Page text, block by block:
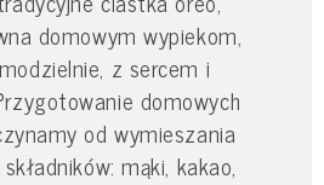
domowym wypiekom,
z sercem i
domowych
od wymieszania
mąki, kakao,